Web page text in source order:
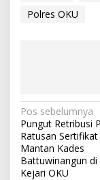
Polres OKU
Navigasi
pos
Pos sebelumnya
Pungut Retribusi
Ratusan
Mantan Kades
Battuwinangun di
Kejari OKU